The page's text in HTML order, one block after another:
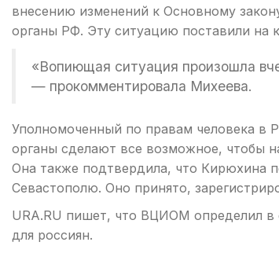
внесению изменений к Основному
органы РФ. Эту ситуацию поставили на
«Вопиющая ситуация произошла
— прокомментировала Михеева.
Уполномоченный по правам человека в
органы сделают все возможное, чтобы
Она также подтвердила, что Кирюхина
Севастополю. Оно принято,
URA.RU пишет, что ВЦИОМ определил в
для россиян.